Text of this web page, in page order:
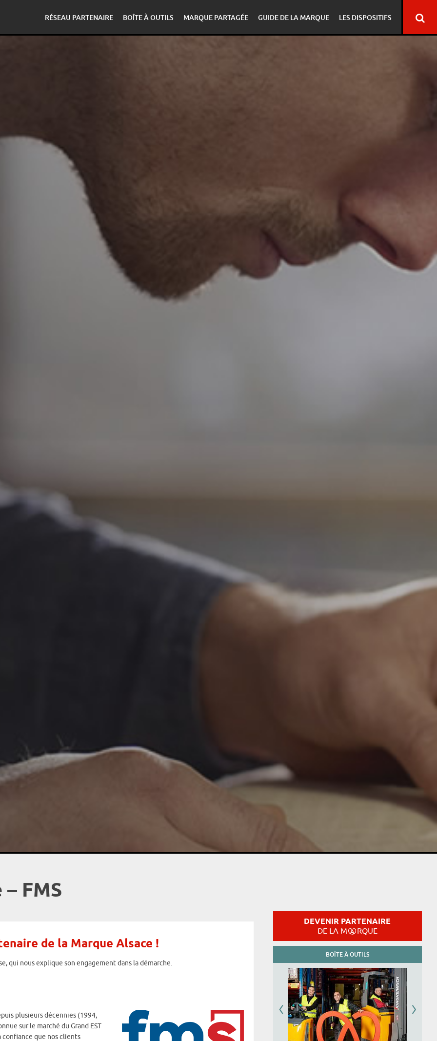
RÉSEAU PARTENAIRE BOÎTE À OUTILS MARQUE PARTAGÉE GUIDE DE LA MARQUE LES DISPOSITIFS
FMS
de la Marque Alsace !
qui nous explique son engagement dans la démarche.
plusieurs décennies (1994,
sur le marché du Grand EST
que nos clients
DEVENIR PARTENAIRE
DE LA M RQUE
BOÎTE À OUTILS